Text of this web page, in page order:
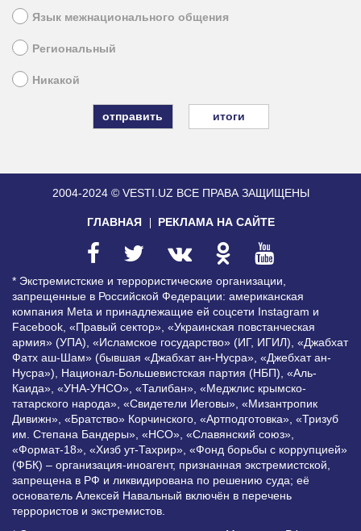
Язык межнационального общения
Региональный
Никакой
итоги
2004-2024 © VESTI.UZ ВСЕ ПРАВА ЗАЩИЩЕНЫ
ГЛАВНАЯ РЕКЛАМА НА САЙТЕ
* Экстремистские и террористические организации,
запрещенные в Российской Федерации: американская
компания Meta и принадлежащие ей соцсети Instagram и
Facebook, «Правый сектор», «Украинская повстанческая
армия» (УПА), «Исламское государство» (ИГ, ИГИЛ), «Джабхат
Фатх аш-Шам» (бывшая «Джабхат ан-Нусра», «Джебхат ан-
Нусра»), Национал-Большевистская партия (НБП), «Аль-
Каида», «УНА-УНСО», «Талибан», «Меджлис крымско-
татарского народа», «Свидетели Иеговы», «Мизантропик
Дивижн», «Братство» Корчинского, «Артподготовка», «Тризуб
им. Степана Бандеры», «НСО», «Славянский союз»,
«Формат-18», «Хизб ут-Тахрир», «Фонд борьбы с коррупцией»
(ФБК) – организация-иноагент, признанная экстремистской,
запрещена в РФ и ликвидирована по решению суда; её
основатель Алексей Навальный включён в перечень
террористов и экстремистов.